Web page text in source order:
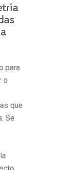
para
o
que
Se